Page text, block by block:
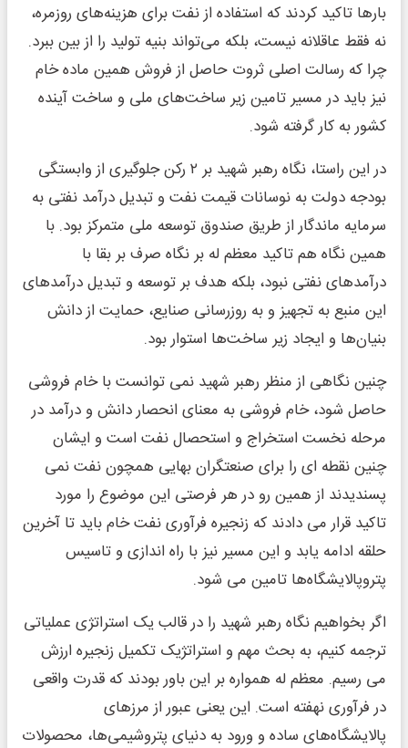
بارها تاکید کردند که استفاده از نفت برای هزینه‌های روزمره،
نه فقط عاقلانه نیست، بلکه می‌تواند بنیه‌ تولید را از بین ببرد.
چرا که رسالت اصلی ثروت حاصل از فروش همین ماده خام
نیز باید در مسیر تامین زیر ساخت‌های ملی و ساخت آینده
کشور به کار گرفته شود.
در این راستا، نگاه رهبر شهید بر ۲ رکن جلوگیری از وابستگی
بودجه‌ دولت به نوسانات قیمت نفت و تبدیل درآمد نفتی به
سرمایه ماندگار از طریق صندوق توسعه ملی متمرکز بود. با
همین نگاه هم تاکید معظم له بر نگاه صرف بر بقا با
درآمدهای نفتی نبود، بلکه هدف بر توسعه و تبدیل درآمدهای
این منبع به تجهیز و به روزرسانی صنایع، حمایت از دانش
بنیان‌ها و ایجاد زیر ساخت‌ها استوار بود.
چنین نگاهی از منظر رهبر شهید نمی توانست با خام فروشی
حاصل شود، خام فروشی به معنای انحصار دانش و درآمد در
مرحله نخست استخراج و استحصال نفت است و ایشان
چنین نقطه ای را برای صنعتگران بهایی همچون نفت نمی
پسندیدند از همین رو در هر فرصتی این موضوع را مورد
تاکید قرار می دادند که زنجیره فرآوری نفت خام باید تا آخرین
حلقه ادامه یابد و این مسیر نیز با راه اندازی و تاسیس
پتروپالایشگاه‌ها تامین می شود.
اگر بخواهیم نگاه رهبر شهید را در قالب یک استراتژی عملیاتی
ترجمه کنیم، به بحث مهم و استراتژیک تکمیل زنجیره ارزش
می رسیم. معظم له همواره بر این باور بودند که قدرت واقعی
در فرآوری نهفته است. این یعنی عبور از مرزهای
پالایشگاه‌های ساده و ورود به دنیای پتروشیمی‌ها، محصولات